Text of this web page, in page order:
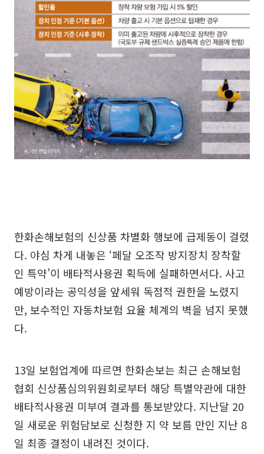
한화손해보험의 신상품 차별화 행보에 급제동이 걸렸
다. 야심 차게 내놓은 ‘페달 오조작 방지장치 장착할
인 특약’이 배타적사용권 획득에 실패하면서다. 사고
예방이라는 공익성을 앞세워 독점적 권한을 노렸지
만, 보수적인 자동차보험 요율 체계의 벽을 넘지 못했
다.
13일 보험업계에 따르면 한화손보는 최근 손해보험
협회 신상품심의위원회로부터 해당 특별약관에 대한
배타적사용권 미부여 결과를 통보받았다. 지난달 20
일 새로운 위험담보로 신청한 지 약 보름 만인 지난 8
일 최종 결정이 내려진 것이다.